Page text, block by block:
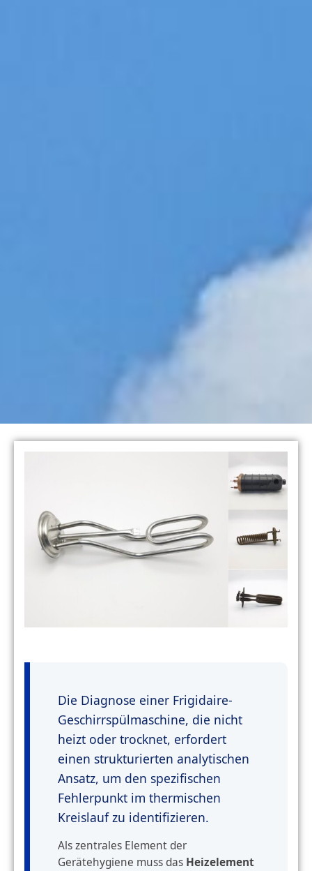
Die Diagnose einer Frigidaire-
Geschirrspülmaschine, die nicht
heizt oder trocknet, erfordert
einen strukturierten analytischen
Ansatz, um den spezifischen
Fehlerpunkt im thermischen
Kreislauf zu identifizieren.
Als zentrales Element der
Gerätehygiene muss das Heizelement